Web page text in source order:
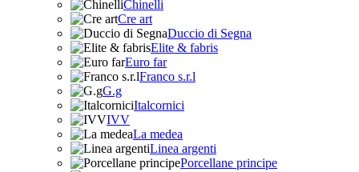
Chinelli
Cre art
Duccio di Segna
Elite & fabris
Euro far
Franco s.r.l
G.g
Italcornici
IVV
La medea
Linea argenti
Porcellane principe